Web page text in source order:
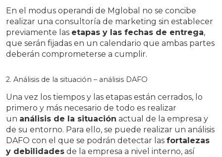
En el modus operandi de Mglobal no se concibe
realizar una consultoría de marketing sin establecer
previamente las etapas y las fechas de entrega,
que serán fijadas en un calendario que ambas partes
deberán comprometerse a cumplir.
2. Análisis de la situación – análisis DAFO
Una vez los tiempos y las etapas están cerrados, lo
primero y más necesario de todo es realizar
un análisis de la situación actual de la empresa y
de su entorno. Para ello, se puede realizar un análisis
DAFO con el que se podrán detectar las fortalezas
y debilidades de la empresa a nivel interno, así